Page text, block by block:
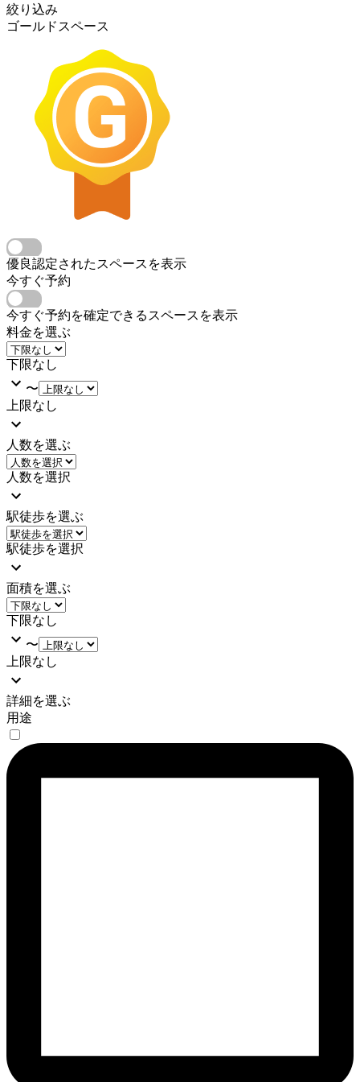
絞り込み
ゴールドスペース
優良認定されたスペースを表示
今すぐ予約
今すぐ予約を確定できるスペースを表示
料金を選ぶ
下限なし
〜
上限なし
人数を選ぶ
人数を選択
駅徒歩を選ぶ
駅徒歩を選択
面積を選ぶ
下限なし
〜
上限なし
詳細を選ぶ
用途